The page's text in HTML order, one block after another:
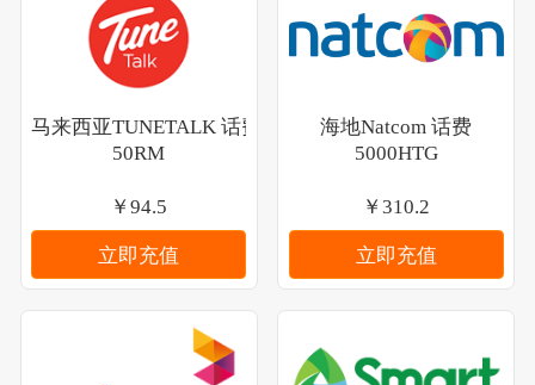
马来西亚TUNETALK 话费
50RM
￥94.5
立即充值
海地Natcom 话费
5000HTG
￥310.2
立即充值